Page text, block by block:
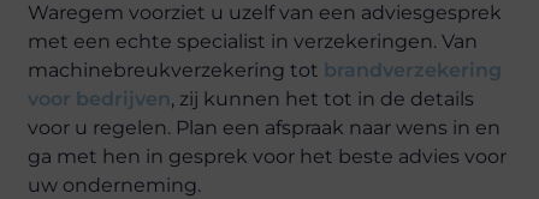
Waregem voorziet u uzelf van een adviesgesprek
met een echte specialist in verzekeringen. Van
machinebreukverzekering tot brandverzekering
voor bedrijven, zij kunnen het tot in de details
voor u regelen. Plan een afspraak naar wens in en
ga met hen in gesprek voor het beste advies voor
uw onderneming.